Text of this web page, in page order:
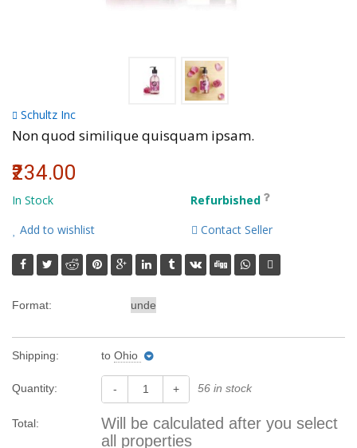
Schultz Inc
Non quod similique quisquam ipsam.
₹234.00
In Stock
Refurbished
Add to wishlist
Contact Seller
Format:
Shipping: to Ohio
Quantity: - + 56 in stock
Total:
Will be calculated after you select
all properties